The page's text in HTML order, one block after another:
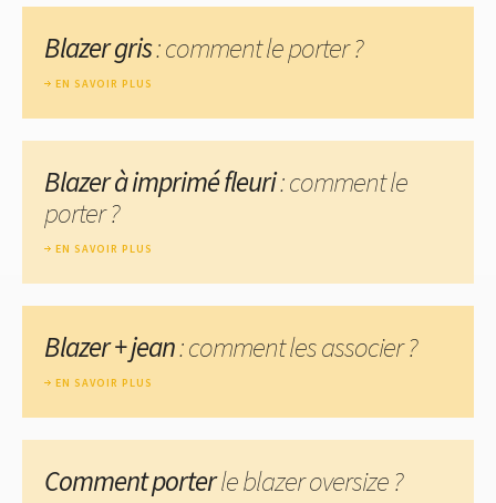
Blazer gris: comment le porter ?
EN SAVOIR PLUS
Blazer à imprimé fleuri: comment le
porter ?
EN SAVOIR PLUS
Blazer + jean: comment les associer ?
EN SAVOIR PLUS
Comment porterle blazer oversize ?